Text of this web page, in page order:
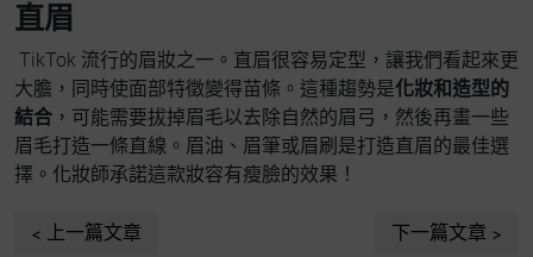
直眉
TikTok 流行的眉妝之一。直眉很容易定型，讓我們看起來更
大膽，同時使面部特徵變得苗條。這種趨勢是化妝和造型的
結合 ，可能需要拔掉眉毛以去除自然的眉弓，然後再畫一些
眉毛打造一條直線。眉油、眉筆或眉刷是打造直眉的最佳選
擇。化妝師承諾這款妝容有瘦臉的效果！
上一篇文章 下一篇文章